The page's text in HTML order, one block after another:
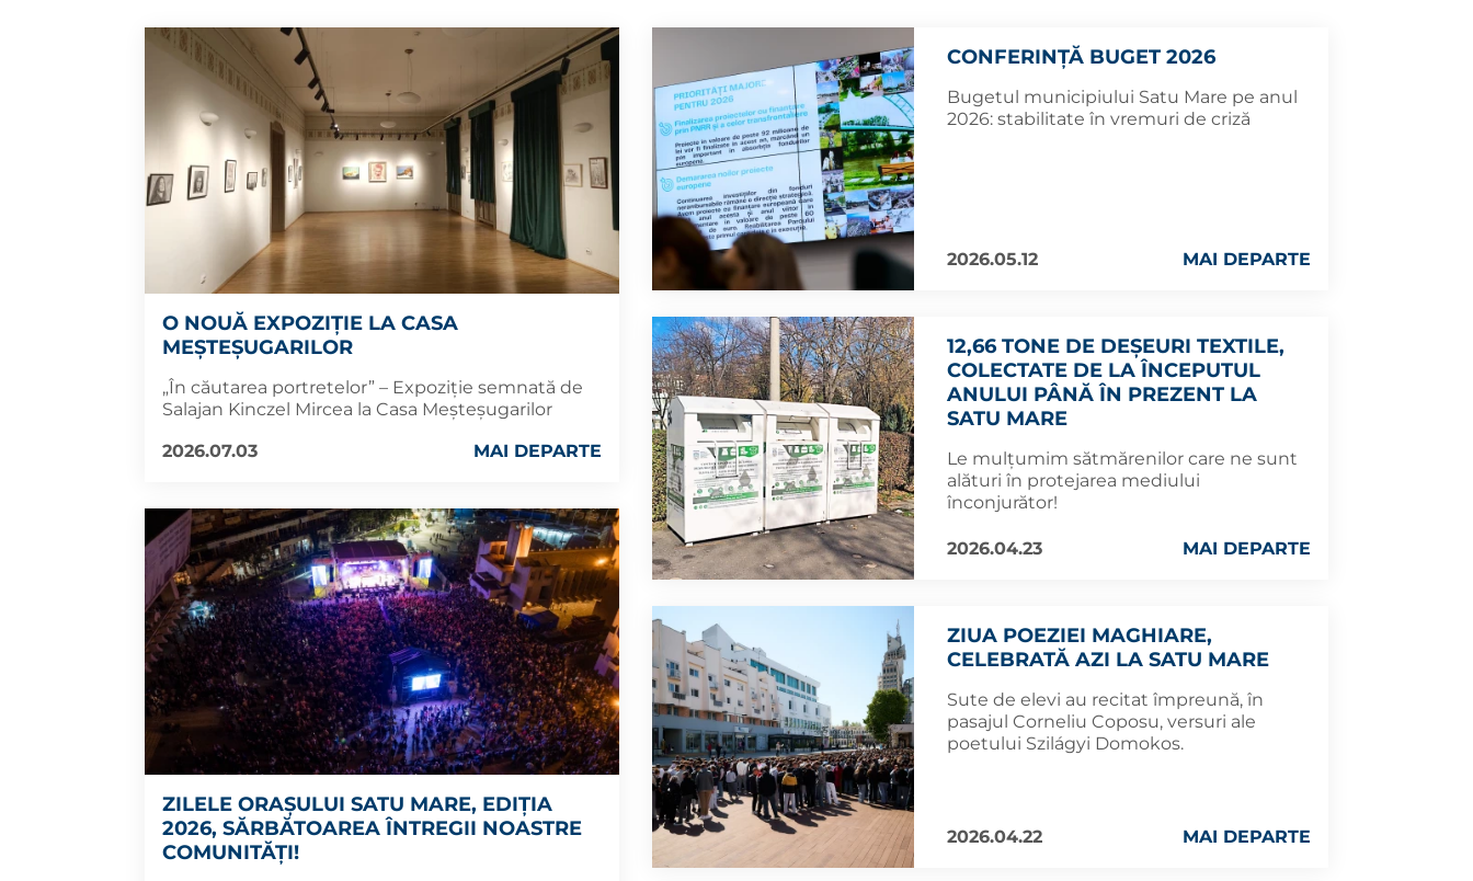
O NOUĂ EXPOZIȚIE LA CASA
MEȘTEȘUGARILOR
„În căutarea portretelor” – Expoziție semnată de
Salajan Kinczel Mircea la Casa Meșteșugarilor
2026.07.03
MAI DEPARTE
ZILELE ORAȘULUI SATU MARE, EDIȚIA
2026, SĂRBĂTOAREA ÎNTREGII NOASTRE
COMUNITĂȚI!
CONFERINȚĂ BUGET 2026
Bugetul municipiului Satu Mare pe anul
2026: stabilitate în vremuri de criză
2026.05.12 MAI DEPARTE
12,66 TONE DE DEȘEURI TEXTILE,
COLECTATE DE LA ÎNCEPUTUL
ANULUI PÂNĂ ÎN PREZENT LA
SATU MARE
Le mulțumim sătmărenilor care ne sunt
alături în protejarea mediului
înconjurător!
2026.04.23 MAI DEPARTE
ZIUA POEZIEI MAGHIARE,
CELEBRATĂ AZI LA SATU MARE
Sute de elevi au recitat împreună, în
pasajul Corneliu Coposu, versuri ale
poetului Szilágyi Domokos.
2026.04.22 MAI DEPARTE